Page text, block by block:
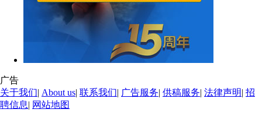
广告
关于我们| About us| 联系我们| 广告服务| 供稿服务| 法律声明| 招
聘信息| 网站地图